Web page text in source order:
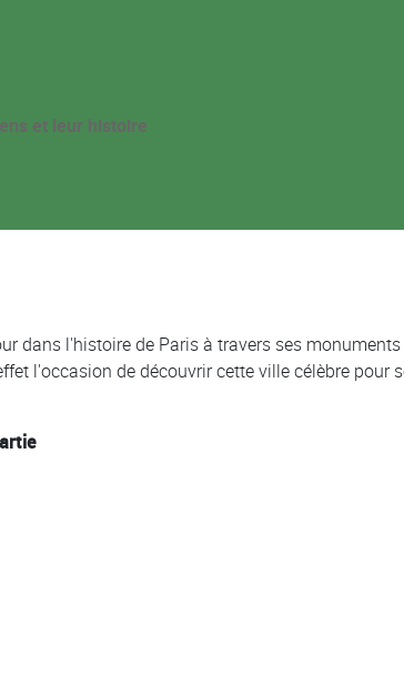
et leur histoire
dans l'histoire de Paris à travers ses monuments
l'occasion de découvrir cette ville célèbre pour